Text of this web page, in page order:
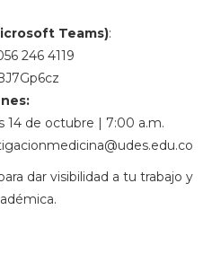
Teams):
246 4119
14 de octubre | 7:00 a.m.
dar visibilidad a tu trabajo y